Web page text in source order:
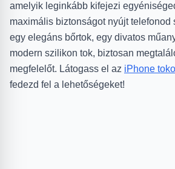
amelyik leginkább kifejezi
maximális biztonságot nyújt telefonod
egy elegáns bőrtok, egy divatos
modern szilikon tok, biztosan
megfelelőt. Látogass el az iPhone
fedezd fel a lehetőségeket!